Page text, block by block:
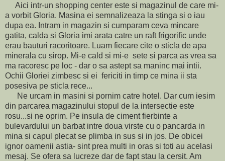
Aici intr-un shopping center este si magazinul de care mi-
a vorbit Gloria. Masina ei semnalizeaza la stinga si o iau
dupa ea. Intram in magazin si cumparam ceva mincare
gatita, calda si Gloria imi arata catre un raft frigorific unde
erau bauturi racoritoare. Luam fiecare cite o sticla de apa
minerala cu sirop. Mi-e cald si mi-e sete si parca as vrea sa
ma racoresc pe loc - dar o sa astept sa maninc mai intii.
Ochii Gloriei zimbesc si ei fericiti in timp ce mina ii sta
posesiva pe sticla rece...
Ne urcam in masini si pornim catre hotel. Dar cum iesim
din parcarea magazinului stopul de la intersectie este
rosu...si ne oprim. Pe insula de ciment fierbinte a
bulevardului un barbat intre doua virste cu o pancarda in
mina si capul plecat se plimba in sus si in jos. De obicei
ignor oamenii astia- sint prea multi in oras si toti au acelasi
mesaj. Se ofera sa lucreze dar de fapt stau la cersit. Am